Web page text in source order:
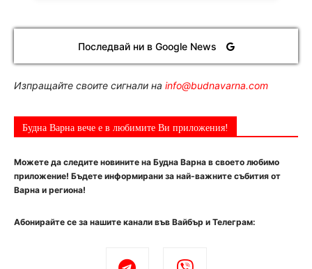
Последвай ни в Google News
Изпращайте своите сигнали на info@budnavarna.com
Будна Варна вече е в любимите Ви приложения!
Можете да следите новините на Будна Варна в своето любимо
приложение! Бъдете информирани за най-важните събития от
Варна и региона!
Абонирайте се за нашите канали във Вайбър и Телеграм: